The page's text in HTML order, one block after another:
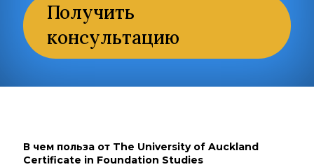
Получить
консультацию
В чем польза от The University of Auckland
Certificate in Foundation Studies